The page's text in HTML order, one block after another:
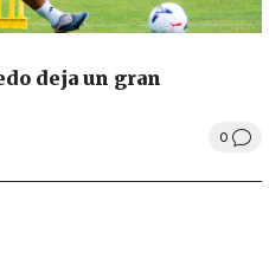
deja un gran
0